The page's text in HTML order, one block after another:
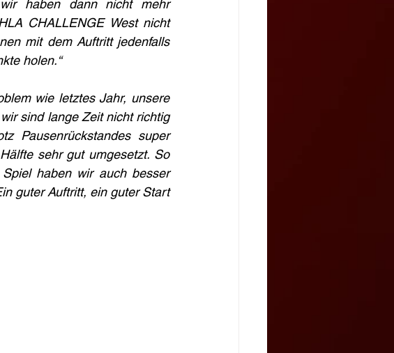
haben dann nicht mehr
CHALLENGE West nicht
mit dem Auftritt jedenfalls
holen.“
wie letztes Jahr, unsere
sind lange Zeit nicht richtig
Pausenrückstandes super
sehr gut umgesetzt. So
haben wir auch besser
guter Auftritt, ein guter Start